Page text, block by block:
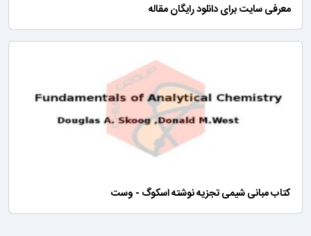
معرفی سایت برای دانلود رایگان مقاله
کتاب مبانی شیمی تجزیه نوشته اسکوگ - وست